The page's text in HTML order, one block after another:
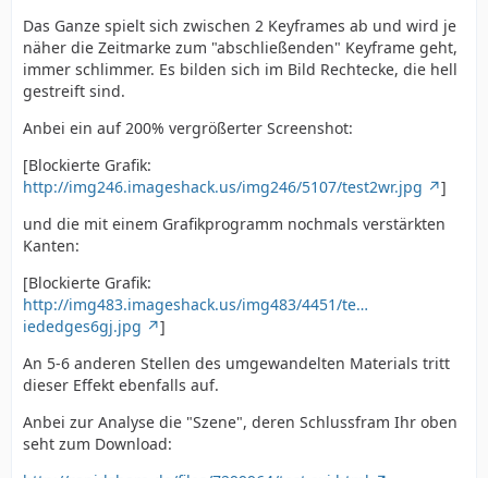
Das Ganze spielt sich zwischen 2 Keyframes ab und wird je
näher die Zeitmarke zum "abschließenden" Keyframe geht,
immer schlimmer. Es bilden sich im Bild Rechtecke, die hell
gestreift sind.
Anbei ein auf 200% vergrößerter Screenshot:
[Blockierte Grafik:
http://img246.imageshack.us/img246/5107/test2wr.jpg
]
und die mit einem Grafikprogramm nochmals verstärkten
Kanten:
[Blockierte Grafik:
http://img483.imageshack.us/img483/4451/te…
iededges6gj.jpg
]
An 5-6 anderen Stellen des umgewandelten Materials tritt
dieser Effekt ebenfalls auf.
Anbei zur Analyse die "Szene", deren Schlussfram Ihr oben
seht zum Download: